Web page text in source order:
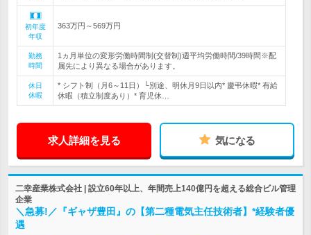
初年度
年収
363万円～569万円
勤務
時間
1ヵ月単位の変形労働時間制(交替制)週平均労働時間/39時間※配
属先により異なる場合があります。
休日
休暇
* シフト制（月6～11日）└別途、明休月9日以内* 慶弔休暇* 有給
休暇（積立制度あり）* 育児休…
求人詳細を見る 気になる
二幸産業株式会社 | 設立60年以上、年間売上140億円を超える総合ビル管理
企業
＼急募!／『ギャザ豊田』の【第二種電気主任技術者】*経験者優
遇